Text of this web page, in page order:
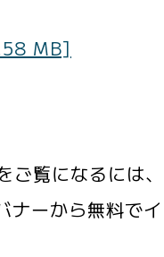
MB]
ご覧になるに
ナーから無料で